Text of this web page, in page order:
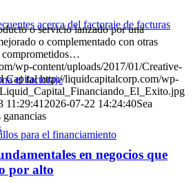
acerca del factoraje de facturas
el factoraje
para el financiamiento
o servicio lanzado por una
o complementado con otras
comprometidos…
wp-content/uploads/2017/01/Creative-
Capital http://liquidcapitalcorp.com/wp-
11:29:41 2026-07-22 14:24:40Sea
ganancias
en negocios que
por alto